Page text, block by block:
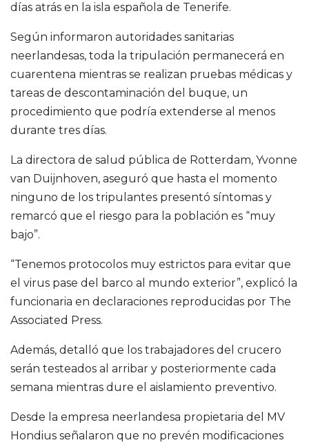
días atrás en la isla española de Tenerife.
Según informaron autoridades sanitarias
neerlandesas, toda la tripulación permanecerá en
cuarentena mientras se realizan pruebas médicas y
tareas de descontaminación del buque, un
procedimiento que podría extenderse al menos
durante tres días.
La directora de salud pública de Rotterdam, Yvonne
van Duijnhoven, aseguró que hasta el momento
ninguno de los tripulantes presentó síntomas y
remarcó que el riesgo para la población es “muy
bajo”.
“Tenemos protocolos muy estrictos para evitar que
el virus pase del barco al mundo exterior”, explicó la
funcionaria en declaraciones reproducidas por The
Associated Press.
Además, detalló que los trabajadores del crucero
serán testeados al arribar y posteriormente cada
semana mientras dure el aislamiento preventivo.
Desde la empresa neerlandesa propietaria del MV
Hondius señalaron que no prevén modificaciones